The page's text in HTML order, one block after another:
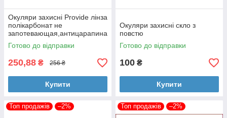
Окуляри захисні Provide лінза
полікарбонат не
запотевающая,антицарапина
ZO-0011
Готово до відправки
250,88 ₴ 256 ₴
Купити
Окуляри захисні скло з
повстю
Готово до відправки
100 ₴
Купити
Топ продажів –2% Топ продажів –2%